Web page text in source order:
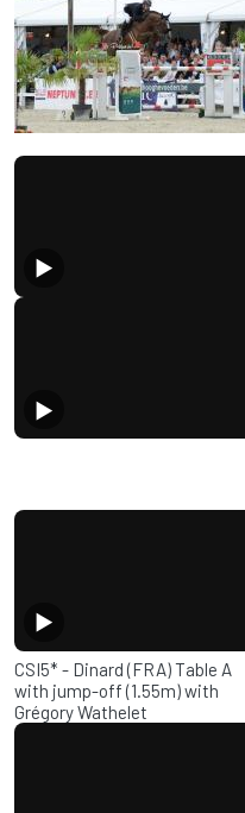
Videos
Thumbnail
CSI5* - Dinard (FRA) Table A
with jump-off (1.55m) with
Grégory Wathelet